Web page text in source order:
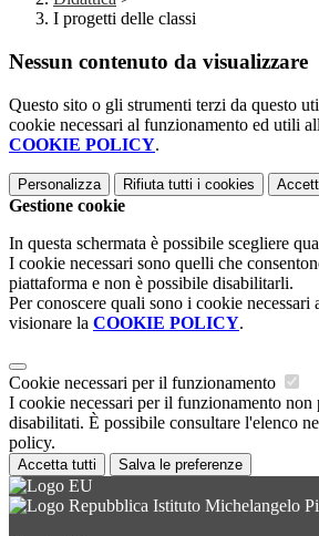
I progetti delle classi
Nessun contenuto da visualizzare
Questo sito o gli strumenti terzi da questo
cookie necessari al funzionamento ed utili
COOKIE POLICY.
Personalizza Rifiuta tutti i cookies
Gestione cookie
In questa schermata è possibile scegliere
I cookie necessari sono quelli che
piattaforma e non è possibile disabilitarli.
Per conoscere quali sono i cookie necessari
visionare la COOKIE POLICY.
Cookie necessari per il funzionamento
I cookie necessari per il funzionamento non
disabilitati. È possibile consultare l'elenco
policy.
Accetta tutti Salva le preferenze
Istituto Michelangelo